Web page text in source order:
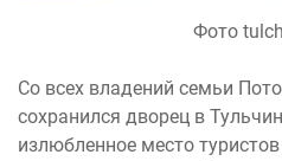
Фото
Со всех владений семьи
сохранился дворец в
излюбленное место